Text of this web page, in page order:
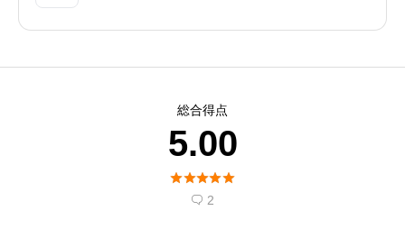
総合得点
5.00

 2